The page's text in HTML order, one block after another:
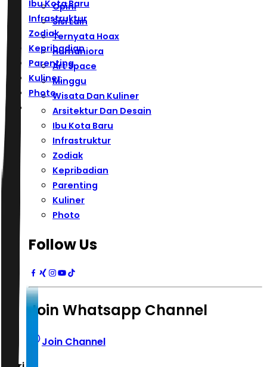
Ibu Kota Baru
Infrastruktur
Zodiak
Kepribadian
Parenting
Kuliner
Photo
Opini
Sisi Lain
Ternyata Hoax
Humaniora
Art Space
Minggu
Wisata Dan Kuliner
Arsitektur Dan Desain
Ibu Kota Baru
Infrastruktur
Zodiak
Kepribadian
Parenting
Kuliner
Photo
Follow Us
Join Whatsapp Channel
Join Channel